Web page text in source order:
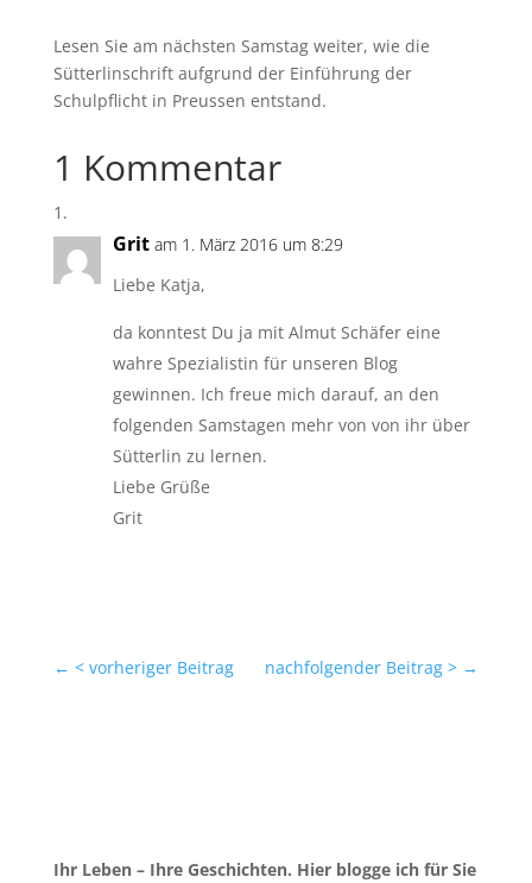
Lesen Sie am nächsten Samstag weiter, wie die
Sütterlinschrift aufgrund der Einführung der
Schulpflicht in Preussen entstand.
1 Kommentar
Grit am 1. März 2016 um 8:29
Liebe Katja,
da konntest Du ja mit Almut Schäfer eine
wahre Spezialistin für unseren Blog
gewinnen. Ich freue mich darauf, an den
folgenden Samstagen mehr von von ihr über
Sütterlin zu lernen.
Liebe Grüße
Grit
← < vorheriger Beitrag nachfolgender Beitrag > →
Ihr Leben – Ihre Geschichten. Hier blogge ich für Sie